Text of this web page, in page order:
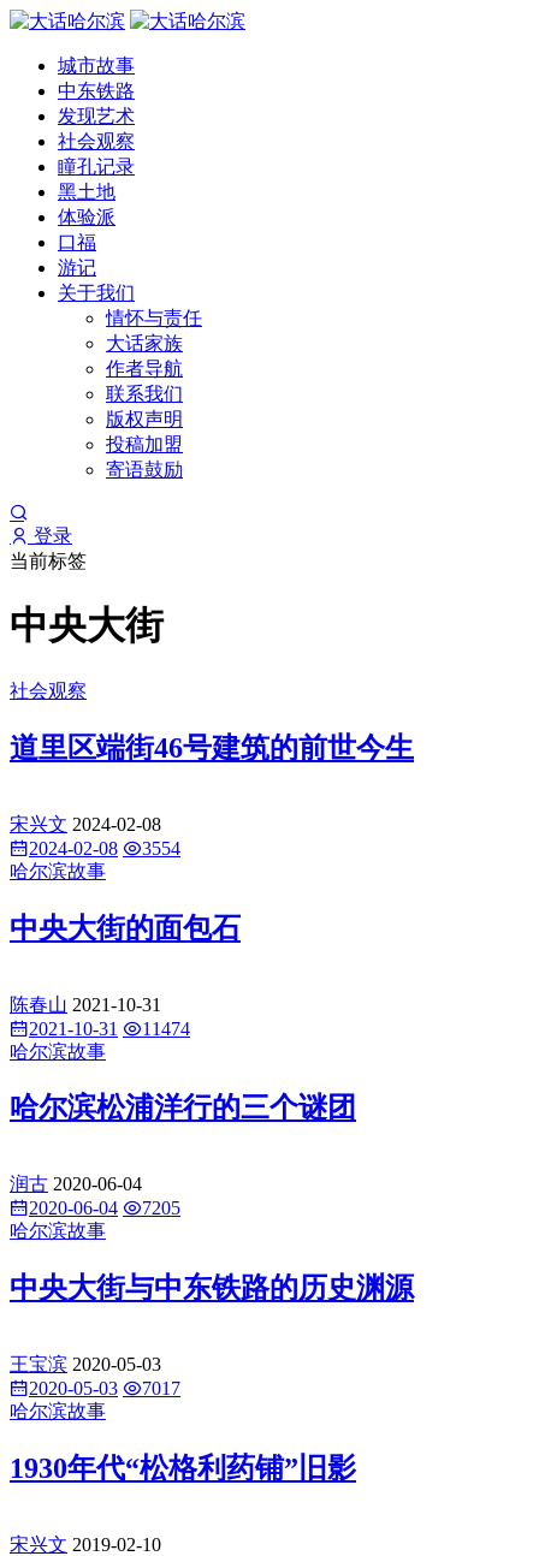
城市故事
中东铁路
发现艺术
社会观察
瞳孔记录
黑土地
体验派
口福
游记
关于我们
情怀与责任
大话家族
作者导航
联系我们
版权声明
投稿加盟
寄语鼓励
登录
当前标签
中央大街
社会观察
道里区端街46号建筑的前世今生
宋兴文 2024-02-08
2024-02-08
3554
哈尔滨故事
中央大街的面包石
陈春山 2021-10-31
2021-10-31
11474
哈尔滨故事
哈尔滨松浦洋行的三个谜团
润古 2020-06-04
2020-06-04
7205
哈尔滨故事
中央大街与中东铁路的历史渊源
王宝滨 2020-05-03
2020-05-03
7017
哈尔滨故事
1930年代“松格利药铺”旧影
宋兴文 2019-02-10